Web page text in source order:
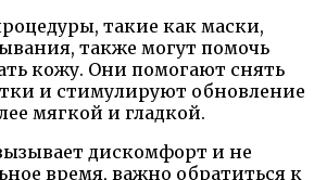
такие как маски,
также могут помочь
кожу. Они помогают снять
и стимулируют обновление
мягкой и гладкой.
дискомфорт и не
время, важно обратиться к